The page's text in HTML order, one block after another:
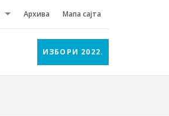
Архива Мапа сајта
ИЗБОРИ 2022.